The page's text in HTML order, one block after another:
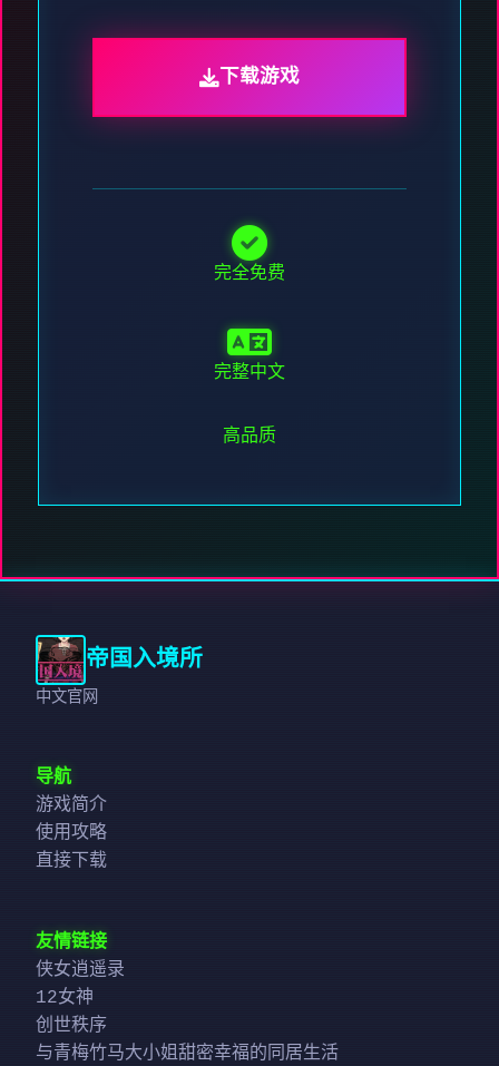
下载游戏
完全免费
完整中文
高品质
帝国入境所
中文官网
导航
游戏简介
使用攻略
直接下载
友情链接
侠女逍遥录
12女神
创世秩序
与青梅竹马大小姐甜密幸福的同居生活